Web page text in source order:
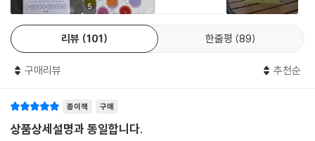
메달리스트 골프 선수 넬리 코다, 세계 1위 스키점프 선수 라이언 도드, 타
이거 우즈의 골프 코치인 매트 킬렌 등 다양한 정상급 분야의 프로와 리더
들 역시 이 책을 ‘인생을 바꾼 수련법이자 철학’으로 꼽았다. 그렇다면 이
야 하는 사람들이 이토록 의지하는 것일까?
누구나‘내면 근력’이 필요하다
흔들리는 순간마다 삶의 방향을 결정짓는 힘
5
리뷰 101 한줄평 89
구매리뷰 추천순
종이책 구매
상품상세설명과 동일합니다.